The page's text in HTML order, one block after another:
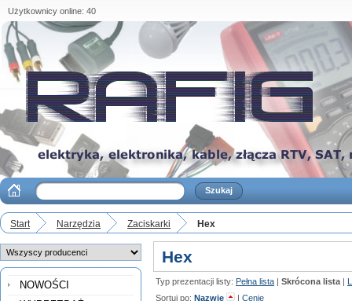
Użytkownicy online: 40
Start Narzędzia Zaciskarki Hex
NOWOŚCI
Hex
Typ prezentacji listy: Pełna lista | Skrócona lista |
Sortuj po: Nazwie | Cenie